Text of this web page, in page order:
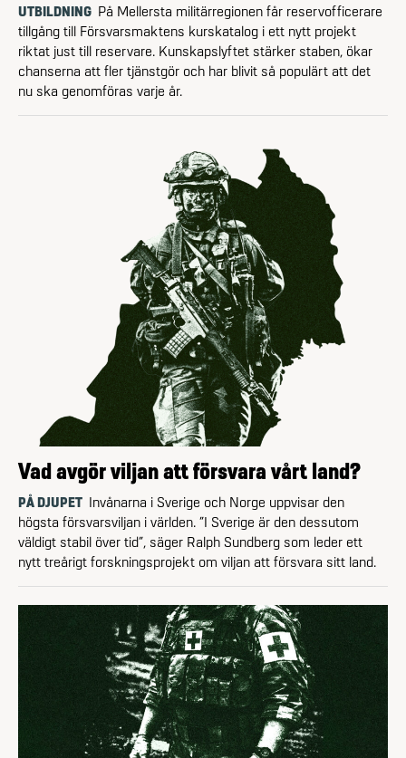
UTBILDNING På Mellersta militär­regionen får reserv­officerare
tillgång till Försvarsmaktens kurskatalog i ett nytt projekt
riktat just till reservare. Kunskapslyftet stärker staben, ökar
chanserna att fler tjänstgör och har blivit så populärt att det
nu ska genomföras varje år.
Vad avgör viljan att försvara vårt land?
PÅ DJUPET Invånarna i Sverige och Norge uppvisar den
högsta försvarsviljan i världen. ”I Sverige är den dessutom
väldigt stabil över tid”, säger Ralph Sundberg som leder ett
nytt treårigt forskningsprojekt om viljan att försvara sitt land.